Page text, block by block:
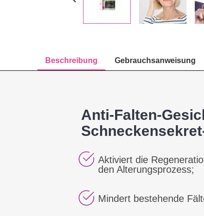
Beschreibung Gebrauchsanweisung
Anti-Falten-
Aktiviert die
den Alterungsprozess;
Mindert bestehende